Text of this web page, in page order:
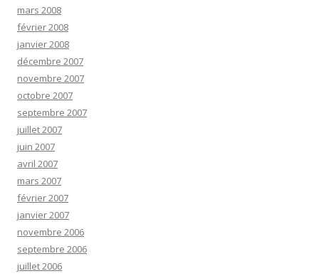
mars 2008
février 2008
janvier 2008
décembre 2007
novembre 2007
octobre 2007
septembre 2007
juillet 2007
juin 2007
avril 2007
mars 2007
février 2007
janvier 2007
novembre 2006
septembre 2006
juillet 2006